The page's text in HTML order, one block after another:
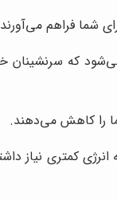
شما فراهم
که سرنشینان
را کاهش می‌دهند.
کمتری نیاز